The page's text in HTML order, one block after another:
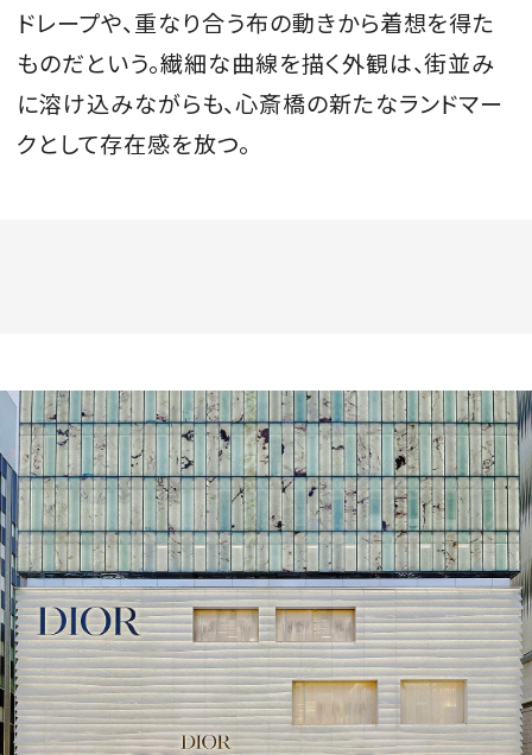
ドレープや、重なり合う布の動きから着想を得た
ものだという。繊細な曲線を描く外観は、街並み
に溶け込みながらも、心斎橋の新たなランドマー
クとして存在感を放つ。